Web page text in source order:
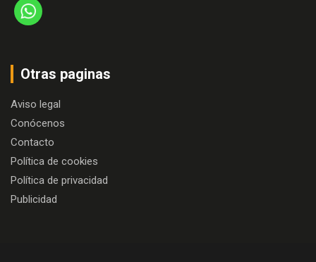
Otras paginas
Aviso legal
Conócenos
Contacto
Política de cookies
Política de privacidad
Publicidad